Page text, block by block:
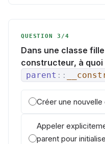
QUESTION 3/4
Dans une classe
constructeur, à
parent ::
Créer une
Appeler
parent pour